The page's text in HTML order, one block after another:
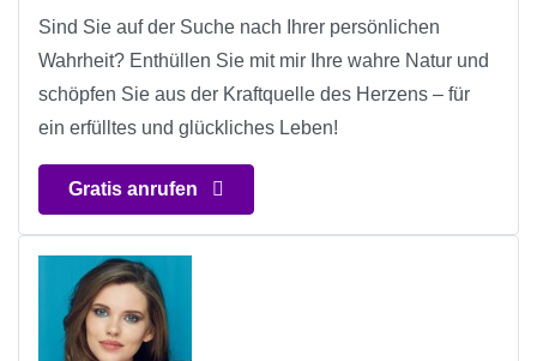
Sind Sie auf der Suche nach Ihrer persönlichen
Wahrheit? Enthüllen Sie mit mir Ihre wahre Natur und
schöpfen Sie aus der Kraftquelle des Herzens – für
ein erfülltes und glückliches Leben!
Gratis anrufen